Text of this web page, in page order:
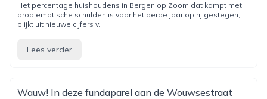
Het percentage huishoudens in Bergen op Zoom dat kampt met
problematische schulden is voor het derde jaar op rij gestegen,
blijkt uit nieuwe cijfers v...
Lees verder
Wauw! In deze fundaparel aan de Wouwsestraat